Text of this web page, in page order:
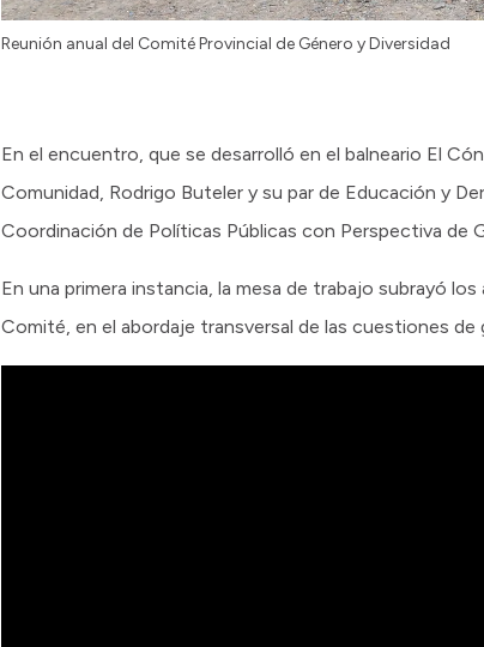
Reunión anual del Comité Provincial de Género y Diversidad
En el encuentro, que se desarrolló en el balneario El
Comunidad, Rodrigo Buteler y su par de Educación y
Coordinación de Políticas Públicas con Perspectiva de
En una primera instancia, la mesa de trabajo subrayó
Comité, en el abordaje transversal de las cuestiones